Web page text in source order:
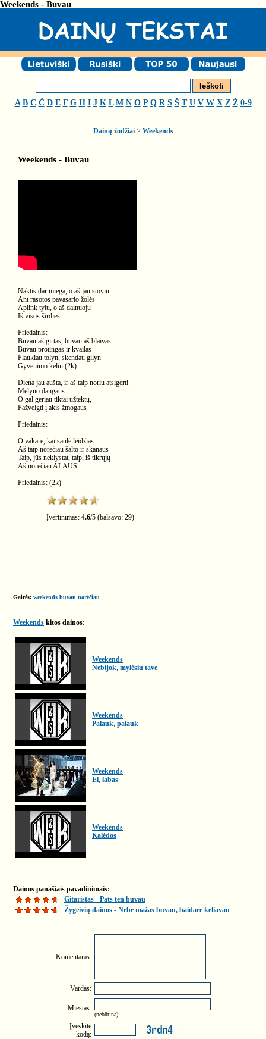
Weekends - Buvau
A B C Č D E F G H I J K L M N O P Q R S Š T U V W X Z Ž 0-9
Dainų žodžiai> Weekends
Weekends - Buvau
Naktis dar miega, o aš jau stoviu
Ant rasotos pavasario žolės
Aplink tylu, o aš dainuoju
Iš visos širdies
Priedainis:
Buvau aš girtas, buvau aš blaivas
Buvau protingas ir kvailas
Plaukiau tolyn, skendau gilyn
Gyvenimo kelin (2k)
Diena jau aušta, ir aš taip noriu atsigerti
Mėlyno dangaus
O gal geriau tiktai užtektų,
Pažvelgti į akis žmogaus
Priedainis:
O vakare, kai saulė leidžias
Aš taip norėčiau šalto ir skanaus
Taip, jūs neklystat, taip, iš tikrųjų
Aš norėčiau ALAUS.
Priedainis: (2k)
Įvertinimas: 4.6/5 (balsavo: 29)
Gairės: weekends buvau norėčiau
Weekends kitos dainos:
Weekends
Nebijok, mylėsiu tave
Weekends
Palauk, palauk
Weekends
Ei, labas
Weekends
Kalėdos
Dainos panašiais pavadinimais:
Gitaristas - Pats ten buvau
Žygeivių dainos - Nebe mažas buvau, baidare keliavau
Komentaras:
Vardas:
Miestas:
(nebūtina)
Įveskite
kodą: